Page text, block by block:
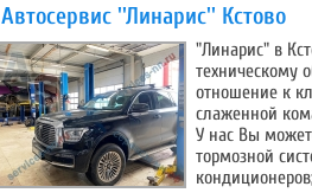
Автосервис ''Линарис'' Кстово
"Линарис" в
техническому
отношение к
слаженной
У нас Вы
тормозной